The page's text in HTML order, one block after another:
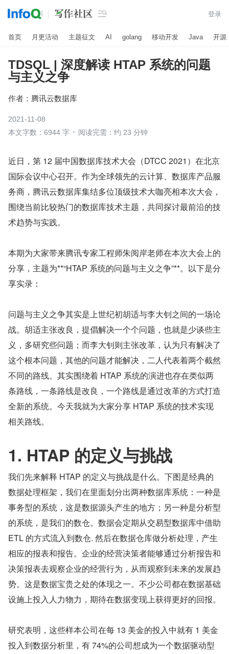
 登录
首页 月更活动 主题征文 AI golang 移动开发 Java 开源
TDSQL | 深度解读 HTAP 系统的问题
与主义之争
作者： 腾讯云数据库
2021-11-08
本文字数：6944 字
阅读完需：约 23 分钟
近日，第 12 届中国数据库技术大会（DTCC 2021）在北京
国际会议中心召开。作为全球领先的云计算、数据库产品服
务商，腾讯云数据库集结多位顶级技术大咖亮相本次大会，
围绕当前比较热门的数据库技术主题，共同探讨最前沿的技
术趋势与实践。
本期为大家带来腾讯专家工程师朱阅岸老师在本次大会上的
分享，主题为**“HTAP 系统的问题与主义之争”**。以下是分
享实录：
问题与主义之争其实是上世纪初胡适与李大钊之间的一场论
战。胡适主张改良，提倡解决一个个问题，也就是少谈些主
义，多研究些问题；而李大钊则主张改革，认为只有解决了
这个根本问题，其他的问题才能解决，二人代表着两个截然
不同的路线。其实围绕着 HTAP 系统的演进也存在类似两
条路线，一条路线是改良，一个路线是通过改革的方式打造
全新的系统。今天我就为大家分享 HTAP 系统的技术实现
相关路线。
1. HTAP 的定义与挑战
我们先来解释 HTAP 的定义与挑战是什么。下图是经典的
数据处理框架，我们在里面划分出两种数据库系统：一种是
事务型的系统，这是数据源头产生的地方；另一种是分析型
的系统，是我们的数仓。数据会定期从交易型数据库中借助
ETL 的方式流入到数仓. 然后在数据仓库做分析处理，产生
相应的报表和报告。企业的经营决策者能够通过分析报告和
决策报表去观察企业的经营行为，从而观察到未来的发展趋
势。这是数据宝贵之处的体现之一。不少公司都在数据基础
设施上投入人力物力，期待在数据变现上获得更好的回报。
研究表明，这些样本公司在每 13 美金的投入中就有 1 美金
投入到数据分析里，有 74%的公司想成为一个数据驱动型